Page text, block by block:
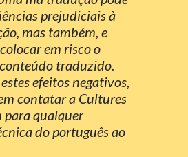
prejudiciais à
mas também, e
em risco o
traduzido.
efeitos negativos,
contatar a Cultures
para qualquer
do português ao